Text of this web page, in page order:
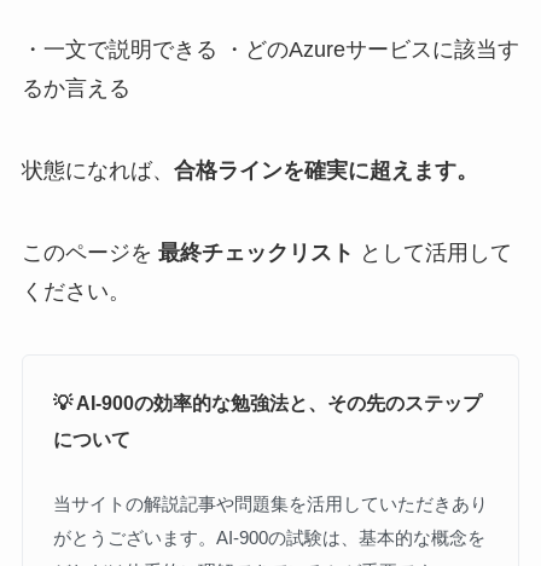
・一文で説明できる ・どのAzureサービスに該当す
るか言える
状態になれば、 合格ラインを確実に超えます。
このページを 最終チェックリスト として活用して
ください。
💡 AI-900の効率的な勉強法と、その先のステップ
について
当サイトの解説記事や問題集を活用していただきあり
がとうございます。AI-900の試験は、基本的な概念を